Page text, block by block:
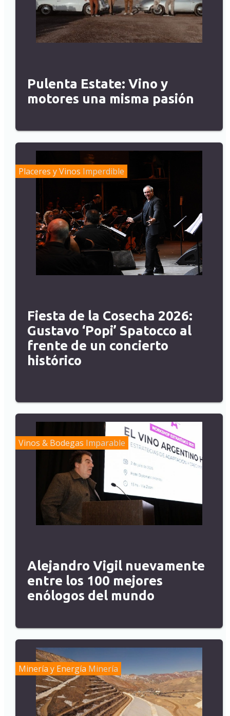
Pulenta Estate: Vino y
motores una misma pasión
Placeres y Vinos Imperdible
Fiesta de la Cosecha 2026:
Gustavo ‘Popi’ Spatocco al
frente de un concierto
histórico
Vinos & Bodegas Imparable
Alejandro Vigil nuevamente
entre los 100 mejores
enólogos del mundo
Minería y Energía Minería